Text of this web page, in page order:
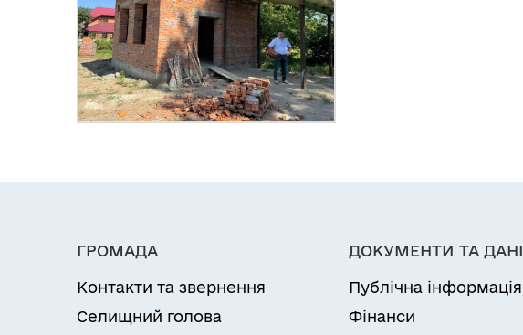
ГРОМАДА
Контакти та звернення
Селищний голова
ДОКУМЕНТИ ТА ДАНІ
Публічна інформація
Фінанси